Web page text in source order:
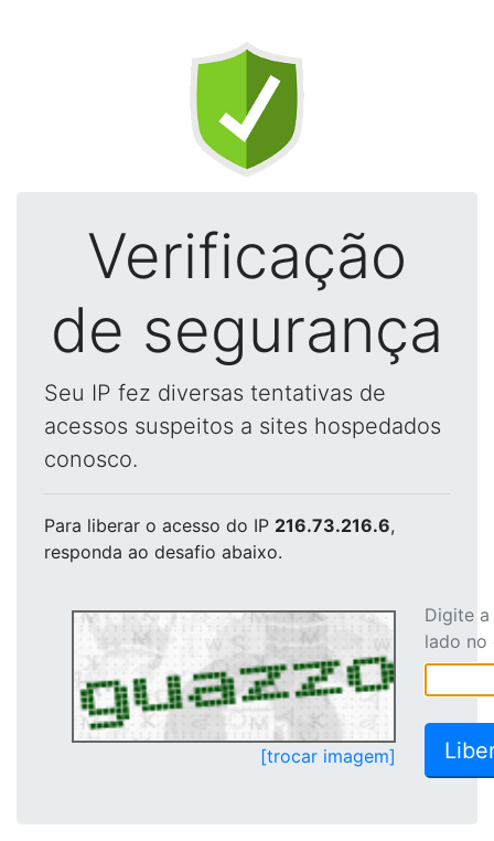
Verificação
de segurança
Seu IP fez diversas tentativas de
acessos suspeitos a sites hospedados
conosco.
Para liberar o acesso do IP 216.73.216.6,
responda ao desafio abaixo.
[trocar imagem]
Digite
lado no